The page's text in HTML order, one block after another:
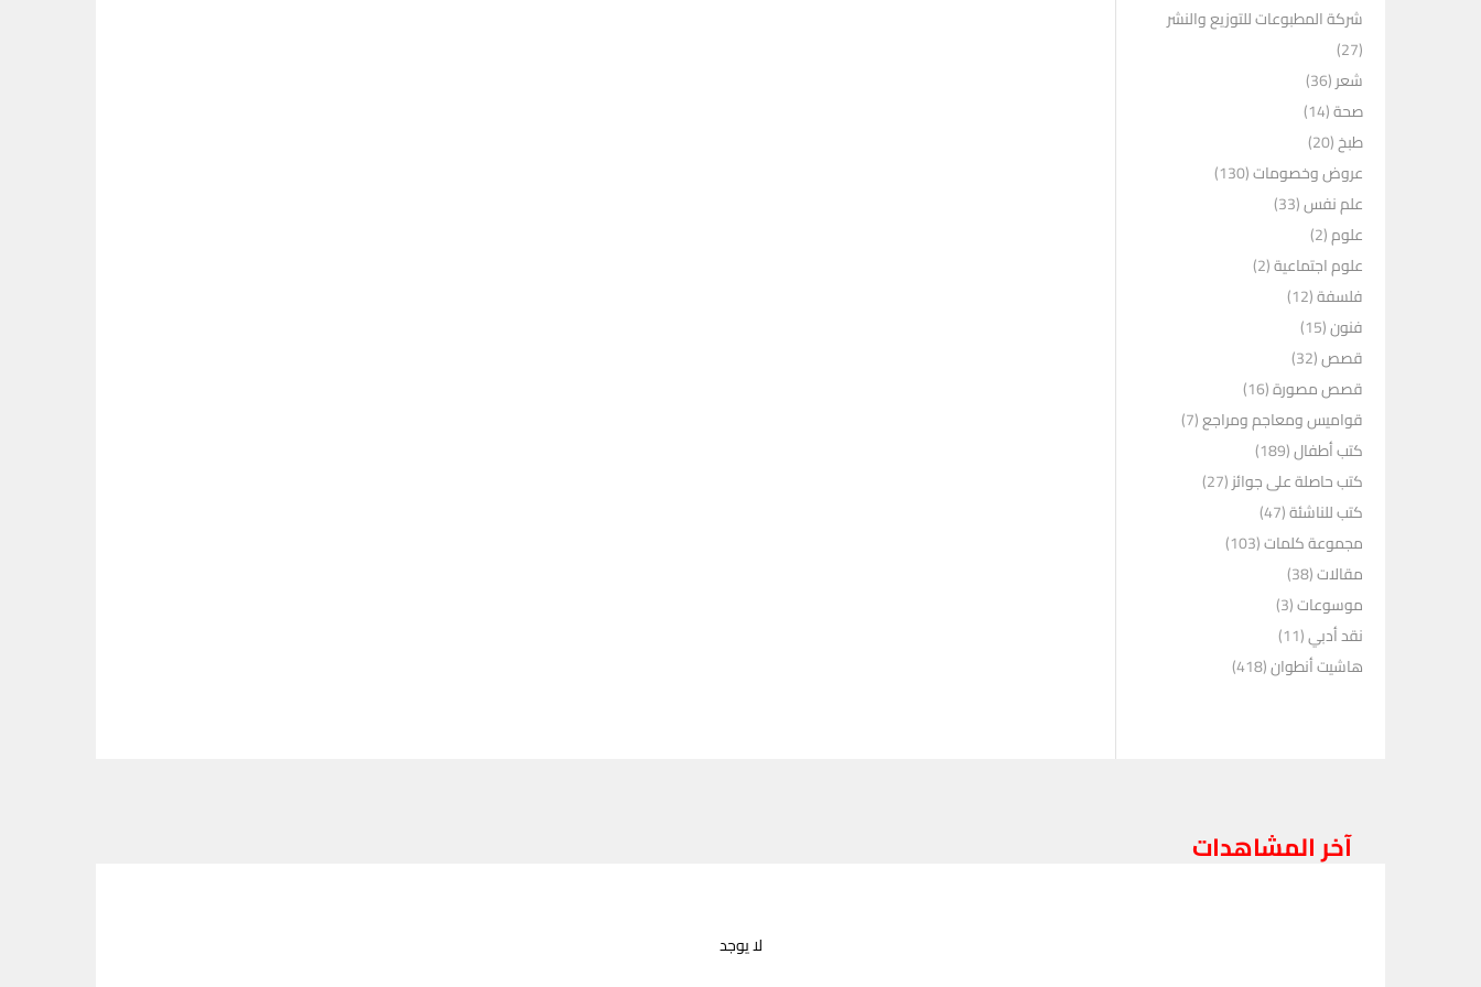
شركة المطبوعات للتوزيع والنشر
(27)
شعر(36)
صحة(14)
طبخ(20)
عروض وخصومات(130)
علم نفس(33)
علوم(2)
علوم اجتماعية(2)
فلسفة(12)
فنون(15)
قصص(32)
قصص مصورة(16)
قواميس ومعاجم ومراجع(7)
كتب أطفال(189)
كتب حاصلة على جوائز(27)
كتب للناشئة(47)
مجموعة كلمات(103)
مقالات(38)
موسوعات(3)
نقد أدبي(11)
هاشيت أنطوان(418)
آخر المشاهدات
لا يوجد